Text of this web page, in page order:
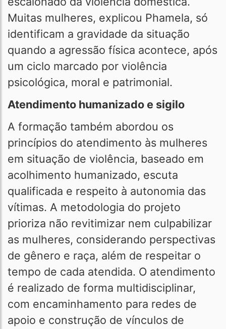
Muitas mulheres, explicou Phamela, só
identificam a gravidade da situação
quando a agressão física acontece, após
um ciclo marcado por violência
psicológica, moral e patrimonial.
Atendimento humanizado e sigilo
A formação também abordou os
princípios do atendimento às mulheres
em situação de violência, baseado em
acolhimento humanizado, escuta
qualificada e respeito à autonomia das
vítimas. A metodologia do projeto
prioriza não revitimizar nem culpabilizar
as mulheres, considerando perspectivas
de gênero e raça, além de respeitar o
tempo de cada atendida. O atendimento
é realizado de forma multidisciplinar,
com encaminhamento para redes de
apoio e construção de vínculos de